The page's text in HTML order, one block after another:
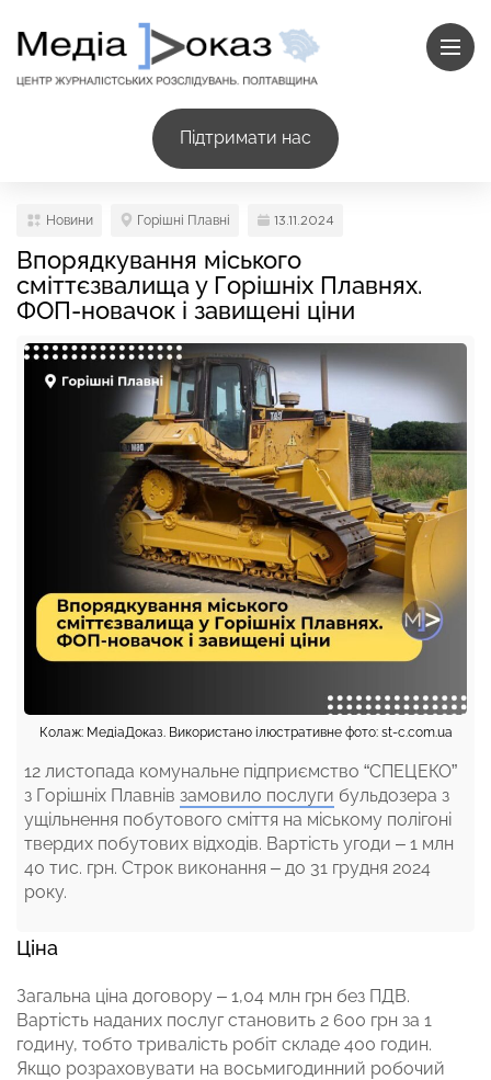
Підтримати нас
Новини Горішні Плавні 13.11.2024
Впорядкування міського
сміттєзвалища у Горішніх Плавнях.
ФОП-новачок і завищені ціни
Колаж: МедіаДоказ. Використано ілюстративне фото: st-c.com.ua
12 листопада комунальне підприємство “СПЕЦЕКО”
з Горішніх Плавнів замовило послуги бульдозера з
ущільнення побутового сміття на міському полігоні
твердих побутових відходів. Вартість угоди – 1 млн
40 тис. грн. Строк виконання – до 31 грудня 2024
року.
Ціна
Загальна ціна договору – 1,04 млн грн без ПДВ.
Вартість наданих послуг становить 2 600 грн за 1
годину, тобто тривалість робіт складе 400 годин.
Якщо розраховувати на восьмигодинний робочий